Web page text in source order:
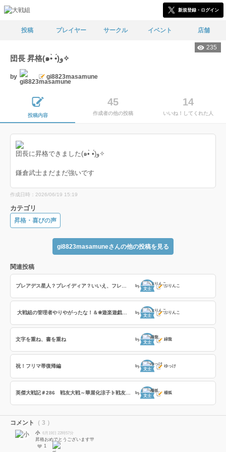
新規登録・ログイン
投稿 プレイヤー サークル イベント 店舗
235
団長 昇格(๑•̀ •́)و✧
by gi8823masamune
投稿内容
45
作成者の他の投稿
14
いいね！してくれた人
団長に昇格できました(๑•̀ •́)و✧
鎌倉武士まだまだ強いです
作成日時：2026/06/19 15:19
カテゴリ
昇格・喜びの声
gi8823masamuneさんの他の投稿を見る
関連投稿
by
文士
ぶりんこ
by
文士
ぶりんこ
文字を重ね、書を重ね by
文士
緑龍
祝！フリマ帯復帰編 by
文士
ゆっけ
by
文士
楊狐
コメント （ 3 ）
小 6月19日 22時57分
昇格おめでとうございます🎊
1